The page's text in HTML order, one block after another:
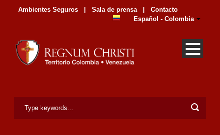
Ambientes Seguros Sala de prensa
Contacto
Español - Colombia